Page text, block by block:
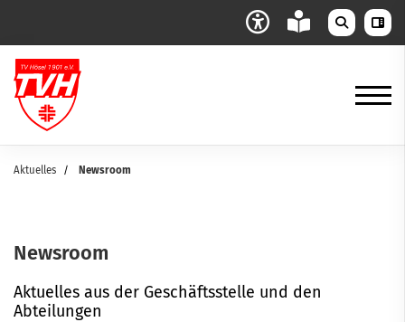
Aktuelles Newsroom
Newsroom
Aktuelles aus der Geschäftsstelle und den
Abteilungen